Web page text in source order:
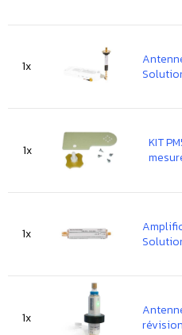
1x
1x
KIT
1x
1x